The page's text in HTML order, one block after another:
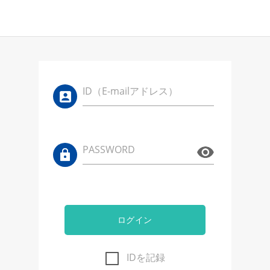
ID（E-mailアドレス）
PASSWORD
ログイン
IDを記録